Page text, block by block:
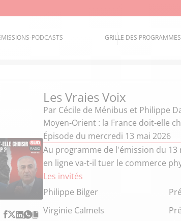
PODCASTS GRILLE DES PROGRAMMES
Les Vraies Voix
Par Cécile de Ménibus et Philippe
Moyen-Orient : la France doit-elle
Épisode du mercredi 13 mai 2026
Au programme de l'émission du 13
en ligne va-t-il tuer le commerce
Les invités
Philippe Bilger
Virginie Calmels